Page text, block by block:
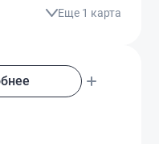
Еще 1 карта